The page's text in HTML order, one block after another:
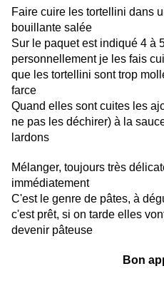
Faire cuire les tortellini dans
bouillante salée
Sur le paquet est indiqué 4 à
personnellement je les fais
que les tortellini sont trop
farce
Quand elles sont cuites les
ne pas les déchirer) à la
lardons
Mélanger, toujours très
immédiatement
C'est le genre de pâtes, à
c'est prêt, si on tarde elles
devenir pâteuse
Bon